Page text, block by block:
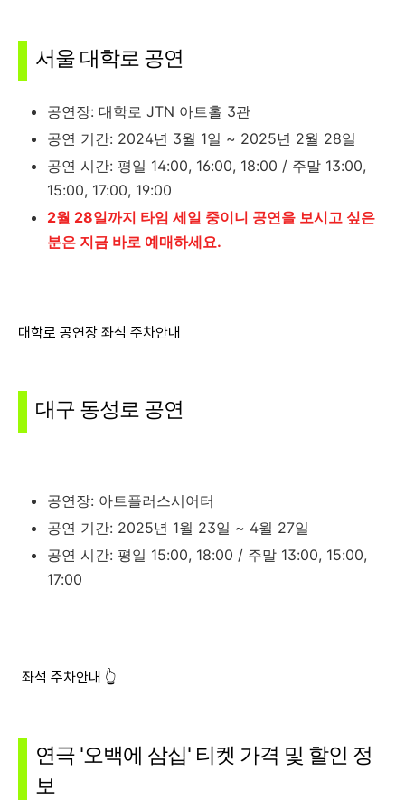
서울 대학로 공연
공연장: 대학로 JTN 아트홀 3관
공연 기간: 2024년 3월 1일 ~ 2025년 2월 28일
공연 시간: 평일 14:00, 16:00, 18:00 / 주말 13:00,
15:00, 17:00, 19:00
2월 28일까지 타임 세일 중이니 공연을 보시고 싶은
분은 지금 바로 예매하세요.
대학로 공연장 좌석 주차안내
대구 동성로 공연
공연장: 아트플러스시어터
공연 기간: 2025년 1월 23일 ~ 4월 27일
공연 시간: 평일 15:00, 18:00 / 주말 13:00, 15:00,
17:00
좌석 주차안내 👆
연극 '오백에 삼십' 티켓 가격 및 할인 정
보